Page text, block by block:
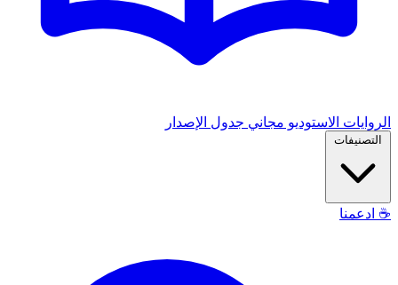
الروايات الاستوديو مجاني جدول الإصدار
التصنيفات
☕ ادعمنا